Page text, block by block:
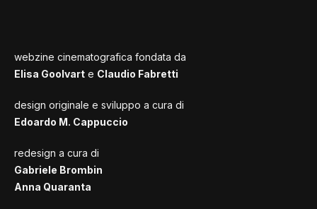
webzine cinematografica fondata da
Elisa Goolvart e Claudio Fabretti
design originale e sviluppo a cura di
Edoardo M. Cappuccio
redesign a cura di
Gabriele Brombin
Anna Quaranta